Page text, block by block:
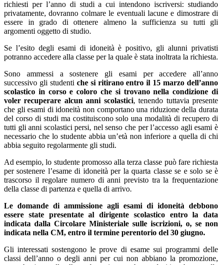
richiesti per l’anno di studi a cui intendono iscriversi: studiando
privatamente, dovranno colmare le eventuali lacune e dimostrare di
essere in grado di ottenere almeno la sufficienza su tutti gli
argomenti oggetto di studio.
Se l’esito degli esami di idoneità è positivo, gli alunni privatisti
potranno accedere alla classe per la quale è stata inoltrata la richiesta.
Sono ammessi a sostenere gli esami per accedere all’anno
successivo gli studenti che si ritirano entro il 15 marzo dell’anno
scolastico in corso e coloro che si trovano nella condizione di
voler recuperare alcun anni scolastici, tenendo tuttavia presente
che gli esami di idoneità non comportano una riduzione della durata
del corso di studi ma costituiscono solo una modalità di recupero di
tutti gli anni scolastici persi, nel senso che per l’accesso agli esami è
necessario che lo studente abbia un’età non inferiore a quella di chi
abbia seguito regolarmente gli studi.
Ad esempio, lo studente promosso alla terza classe può fare richiesta
per sostenere l’esame di idoneità per la quarta classe se e solo se è
trascorso il regolare numero di anni previsto tra la frequentazione
della classe di partenza e quella di arrivo.
Le domande di ammissione agli esami di idoneità debbono
essere state presentate al dirigente scolastico entro la data
indicata dalla Circolare Ministeriale sulle iscrizioni, o, se non
indicata nella CM, entro il termine perentorio del 30 giugno.
Gli interessati sostengono le prove di esame sui programmi delle
classi dell’anno o degli anni per cui non abbiano la promozione,